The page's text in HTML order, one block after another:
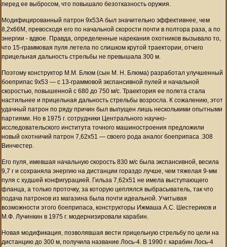
перед ее выбросом, что повышало безотказность оружия.
Модифицированный патрон 9х53А был значительно эффективнее, чем
8,2х66М, превосходя его по начальной скорости почти в полтора раза, а по
энергии - вдвое. Правда, определенные нарекания охотников вызывало то,
что 15-граммовая пуля летела по слишком крутой траектории, отчего
прицельная дальность стрельбы не превышала 300 м.
Поэтому конструктор М.М. Блюм (сын М. Н. Блюма) разработал улучшенный
боеприпас 9x53 — с 13-граммовой экспансивной пулей и начальной
скоростью, повышенной с 680 до 750 м/с. Траектория ее полета стала
настильнее и прицельная дальность стрельбы возросла. К сожалению, этот
удачный патрон по ряду причин был выпущен лишь несколькими опытными
партиями. Но в 1975 г. сотрудники Центрального научно-
исследовательского института точного машиностроения предложили
новый охотничий патрон 7,62x51 — своего рода аналог боеприпаса .308
Винчестер.
Его пуля, имевшая начальную скорость 830 м/с была экспансивной, весила
9,7 г и сохраняла энергию на дистанции гораздо лучше, чем тяжелая 9-мм
пуля с худшей конфигурацией. Гильза 7,62x51 не имела выступающего
фланца, а только проточку, за которую цеплялся выбрасыватель, так что
подача патронов из магазина была почти идеальной. Учитывая
возможности этого боеприпаса, конструкторы Ижмаша А.С. Шестериков и
М.Ф. Лучинкин в 1975 г. модернизировали карабин.
Новая модификация, позволявшая вести прицельную стрельбу по цели на
дистанцию до 300 м, получила название Лось-4. В 1990 г. карабин Лось-4